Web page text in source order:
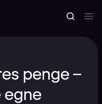
penge –
egne